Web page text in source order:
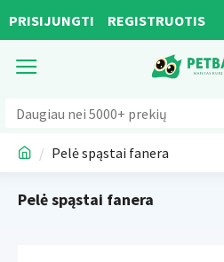
PRISIJUNGTI REGISTRUOTIS
Pelė spąstai fanera
Pelė spąstai fanera